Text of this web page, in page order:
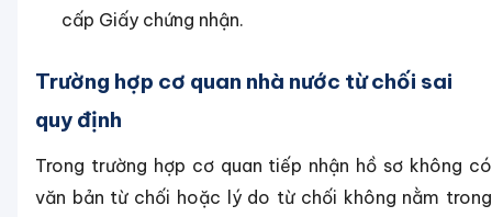
cấp Giấy chứng nhận.
Trường hợp cơ quan nhà nước từ chối sai
quy định
Trong trường hợp cơ quan tiếp nhận hồ sơ không có
văn bản từ chối hoặc lý do từ chối không nằm trong